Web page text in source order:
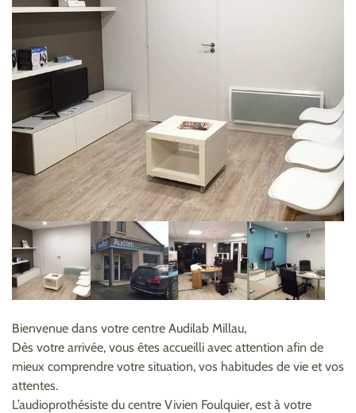
Bienvenue dans votre centre Audilab Millau,
Dès votre arrivée, vous êtes accueilli avec attention afin de
mieux comprendre votre situation, vos habitudes de vie et vos
attentes.
L’audioprothésiste du centre Vivien Foulquier, est à votre